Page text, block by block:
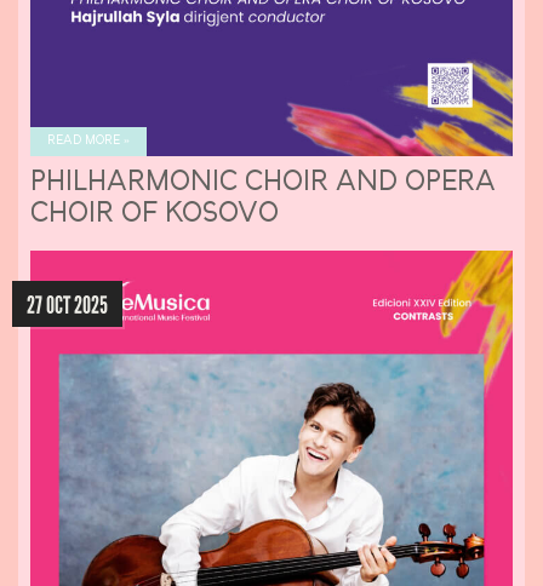
READ MORE »
PHILHARMONIC CHOIR AND OPERA
CHOIR OF KOSOVO
27 OCT 2025